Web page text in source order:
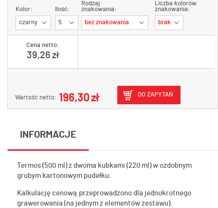
Cena netto:
39,26 zł
Wartość netto: 196,30 zł DO ZAPYTAŃ
Kolor:
czarny
Ilość:
5
Rodzaj
znakowania:
bez znakowania
Liczba kolorów
znakowania:
brak
INFORMACJE
Termos (500 ml) z dwoma kubkami (220 ml) w ozdobnym
grubym kartonowym pudełku.
Kalkulację cenową przeprowadzono dla jednokrotnego
grawerowania (na jednym z elementów zestawu).